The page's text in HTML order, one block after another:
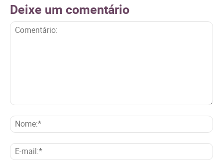
Deixe um comentário
E-